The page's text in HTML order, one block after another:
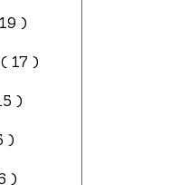
)
( 17 )
)
)
)